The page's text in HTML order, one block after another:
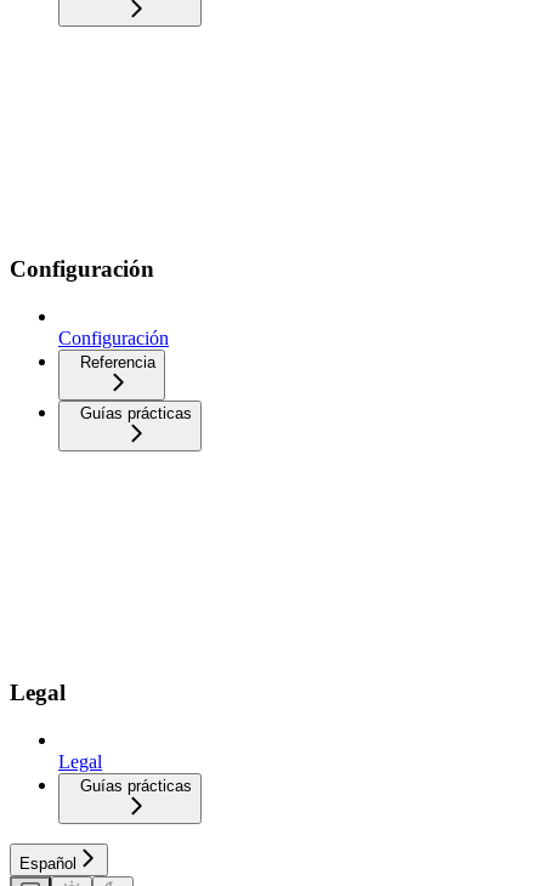
Configuración
Configuración
Referencia
Guías prácticas
Legal
Legal
Guías prácticas
Español